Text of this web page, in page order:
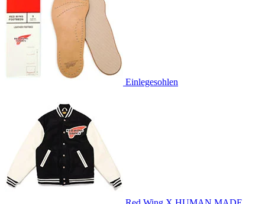
Einlegesohlen